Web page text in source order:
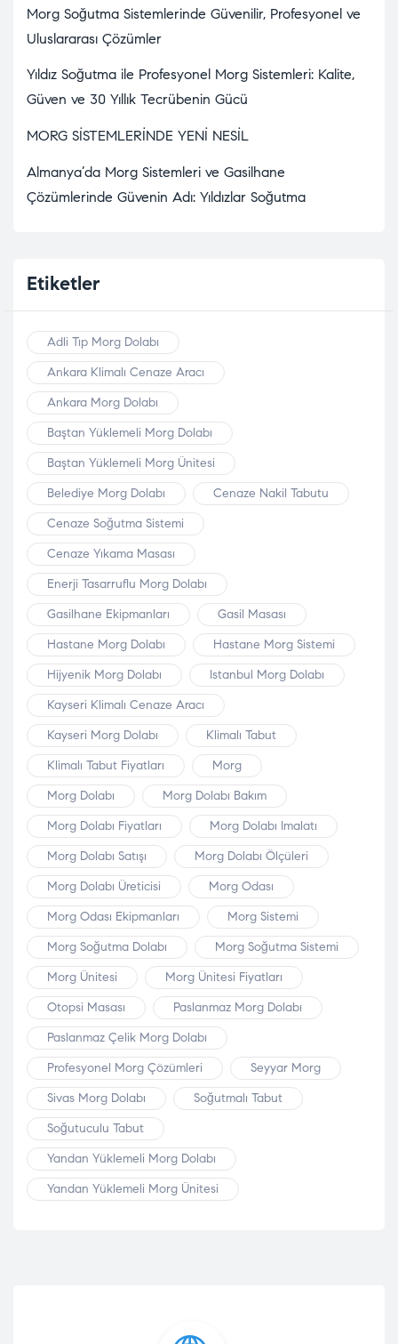
Morg Soğutma Sistemlerinde Güvenilir, Profesyonel ve
Uluslararası Çözümler
Yıldız Soğutma ile Profesyonel Morg Sistemleri: Kalite,
Güven ve 30 Yıllık Tecrübenin Gücü
MORG SİSTEMLERİNDE YENİ NESİL
Almanya’da Morg Sistemleri ve Gasilhane
Çözümlerinde Güvenin Adı: Yıldızlar Soğutma
Etiketler
Adli Tıp Morg Dolabı
Ankara Klimalı Cenaze Aracı
Ankara Morg Dolabı
Baştan Yüklemeli Morg Dolabı
Baştan Yüklemeli Morg Ünitesi
Belediye Morg Dolabı
Cenaze Nakil Tabutu
Cenaze Soğutma Sistemi
Cenaze Yıkama Masası
Enerji Tasarruflu Morg Dolabı
Gasilhane Ekipmanları
Gasil Masası
Hastane Morg Dolabı
Hastane Morg Sistemi
Hijyenik Morg Dolabı
Istanbul Morg Dolabı
Kayseri Klimalı Cenaze Aracı
Kayseri Morg Dolabı
Klimalı Tabut
Klimalı Tabut Fiyatları
Morg
Morg Dolabı
Morg Dolabı Bakım
Morg Dolabı Fiyatları
Morg Dolabı Imalatı
Morg Dolabı Satışı
Morg Dolabı Ölçüleri
Morg Dolabı Üreticisi
Morg Odası
Morg Odası Ekipmanları
Morg Sistemi
Morg Soğutma Dolabı
Morg Soğutma Sistemi
Morg Ünitesi
Morg Ünitesi Fiyatları
Otopsi Masası
Paslanmaz Morg Dolabı
Paslanmaz Çelik Morg Dolabı
Profesyonel Morg Çözümleri
Seyyar Morg
Sivas Morg Dolabı
Soğutmalı Tabut
Soğutuculu Tabut
Yandan Yüklemeli Morg Dolabı
Yandan Yüklemeli Morg Ünitesi